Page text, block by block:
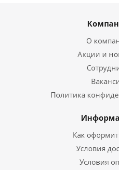
О
Акции и
Политика
Как
Условия
Условия